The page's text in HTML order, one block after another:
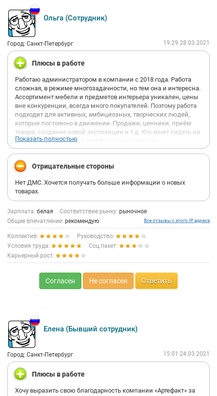
Ольга (Сотрудник)
Город: Санкт-Петербург 19:29 28.03.2021
Плюсы в работе
Работаю администратором в компании с 2018 года. Работа
сложная, в режиме многозадачности, но тем она и интересна.
Ассортимент мебели и предметов интерьера уникален, цены
вне конкуренции, всегда много покупателей. Поэтому работа
подходит для активных, амбициозных, творческих людей,
которые постоянно в движении. Продажи, ценники, приём
товара, создание новой экспозиции и т.д. Кто хочет сидеть на
стульчике и смотреть в телефон, такие здесь не
задерживаются. У нас нет личных продаж, все менеджеры
работают в общую копилку, друг другу помогают. По
результатам работы выплачиваются премии, есть
оплату за переработку. График всегда составляется с
пожеланиями сотрудника, приятный режим работы с 11.00 до
20.00, Оплачиваемый отпуск и больничный, выплату
зарплаты никогда не задерживают. Дружный коллектив.
Руководство компании всегда открыто к общению, всегда на
связи, любой вопрос решается оперативно. Я рада, что у меня
есть работа, на которую хочется ходить с удовольствием .
Показать полностью
Отрицательные стороны
Нет ДМС. Хочется получать больше информации о новых
товарах.
Зарплата: белая Соответствие рынку: рыночное
Общее впечатление: рекомендую Все отзывы с этого IP адреса
Коллектив:
Руководство:
Условия труда:
Соц.пакет:
Карьерный рост:
Согласен Не согласен Ответить
Елена (Бывший сотрудник)
Город: Санкт-Петербург 15:01 24.03.2021
Плюсы в работе
Хочу выразить свою благодарность компании «Артефакт» за